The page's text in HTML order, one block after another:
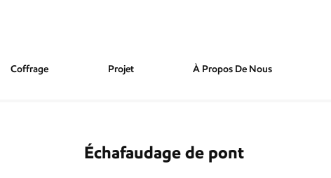
Coffrage Projet À Propos De Nous
Échafaudage de pont